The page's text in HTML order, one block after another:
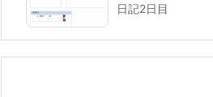
日記2日目